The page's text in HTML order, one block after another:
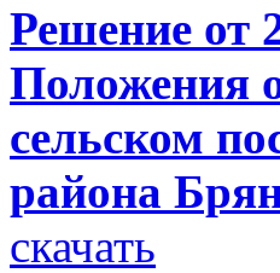
Решение от
Положения
сельском
района
скачать